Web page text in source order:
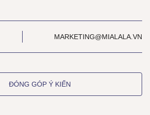
MARKETING@MIALALA.VN
ĐÓNG GÓP Ý KIẾN